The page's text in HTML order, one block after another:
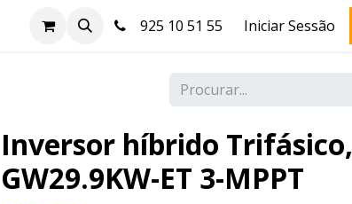
Blog Contacte-nos925 10 51 55 Iniciar Sessão
Inversor híbrido Trifásico,
GW29.9KW-ET 3-MPPT